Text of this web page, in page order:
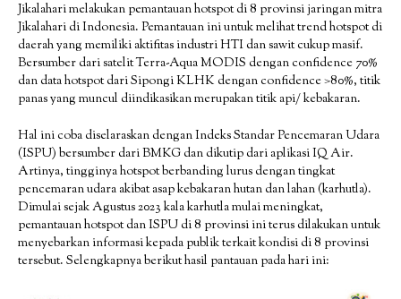
Jikalahari melakukan pemantauan hotspot di 8 provinsi jaringan mitra
Jikalahari di Indonesia. Pemantauan ini untuk melihat trend hotspot di
daerah yang memiliki aktifitas industri HTI dan sawit cukup masif.
Bersumber dari satelit Terra-Aqua MODIS dengan confidence 70%
dan data hotspot dari Sipongi KLHK dengan confidence >80%, titik
panas yang muncul diindikasikan merupakan titik api/ kebakaran.
Hal ini coba diselaraskan dengan Indeks Standar Pencemaran Udara
(ISPU) bersumber dari BMKG dan dikutip dari aplikasi IQ Air.
Artinya, tingginya hotspot berbanding lurus dengan tingkat
pencemaran udara akibat asap kebakaran hutan dan lahan (karhutla).
Dimulai sejak Agustus 2023 kala karhutla mulai meningkat,
pemantauan hotspot dan ISPU di 8 provinsi ini terus dilakukan untuk
menyebarkan informasi kepada publik terkait kondisi di 8 provinsi
tersebut. Selengkapnya berikut hasil pantauan pada hari ini: